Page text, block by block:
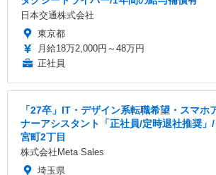
日本交通株式会社
東京都
月給18万2,000円～48万円
正社員
「27卒」IT・デザイン系転職希望・スマホ
ナーアシスタント「正社員/定時退社推奨」
宮町2丁目
株式会社Meta Sales
埼玉県